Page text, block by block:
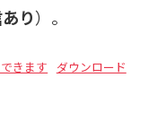
り）。
きます ダウンロード